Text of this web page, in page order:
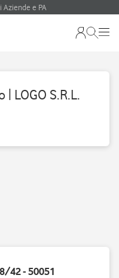
Aziende e PA
LOGO S.R.L.
42 - 50051